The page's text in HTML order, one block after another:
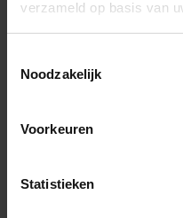
verzameld op basis van
Noodzakelijk
Voorkeuren
Statistieken
Wil je
Onze
+31 (0) 478 - 69 11